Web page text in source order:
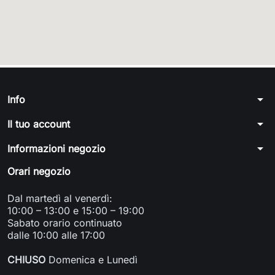
Info arrow_drop_down
Il tuo account arrow_drop_down
Informazioni negozio arrow_drop_down
Orari negozio
Dal martedì al venerdì:
10:00 – 13:00 e 15:00 – 19:00
Sabato orario continuato
dalle 10:00 alle 17:00
CHIUSO Domenica e Lunedì